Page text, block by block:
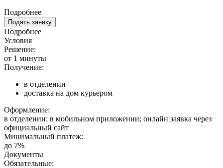
Подробнее
Подать заявку
Подробнее
Условия
Решение:
от 1 минуты
Получение:
в отделении
доставка на дом курьером
Оформление:
в отделении; в мобильном приложении; онлайн заявка через
официальный сайт
Минимальный платеж:
до 7%
Документы
Обязательные: